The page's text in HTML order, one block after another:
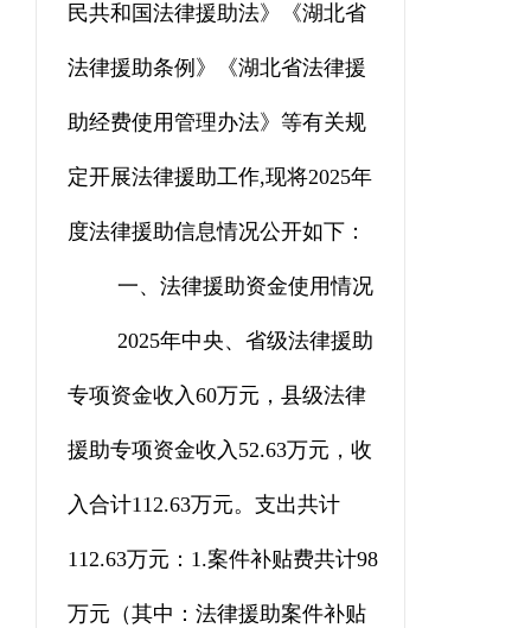
民共和国法律援助法》《湖北省
法律援助条例》《湖北省法律援
助经费使用管理办法》等有关规
定开展法律援助工作,现将2025年
度法律援助信息情况公开如下：
一、法律援助资金使用情况
2025年中央、省级法律援助
专项资金收入60万元，县级法律
援助专项资金收入 52.63万元，收
入合计112.63万元。支出共计
112.63万元 ： 1.案件补贴费共计98
万元 （其中：法律援助案件补贴